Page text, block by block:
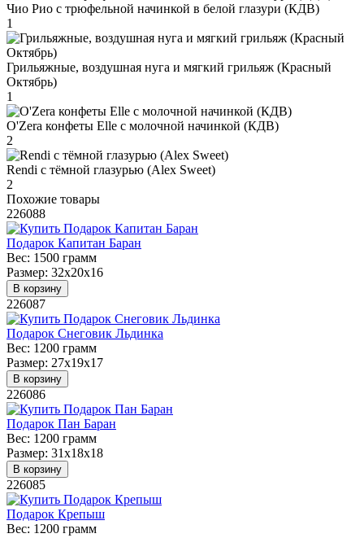
Чио Рио с трюфельной начинкой в белой глазури (КДВ)
1
Грильяжные, воздушная нуга и мягкий грильяж (Красный
Октябрь)
1
O'Zera конфеты Elle с молочной начинкой (КДВ)
2
Rendi с тёмной глазурью (Alex Sweet)
2
Похожие товары
226088
Подарок Капитан Баран
Вес: 1500 грамм
Размер: 32х20х16
В корзину
226087
Подарок Снеговик Льдинка
Вес: 1200 грамм
Размер: 27х19х17
В корзину
226086
Подарок Пан Баран
Вес: 1200 грамм
Размер: 31х18х18
В корзину
226085
Подарок Крепыш
Вес: 1200 грамм